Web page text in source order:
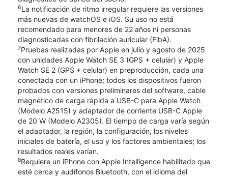
6La notificación de ritmo irregular requiere las versiones
más nuevas de watchOS e iOS. Su uso no está
recomendado para menores de 22 años ni personas
diagnosticadas con fibrilación auricular (FibA).
7Pruebas realizadas por Apple en julio y agosto de 2025
con unidades Apple Watch SE 3 (GPS + celular) y Apple
Watch SE 2 (GPS + celular) en preproducción, cada una
conectada con un iPhone; todos los dispositivos fueron
probados con versiones preliminares del software, cable
magnético de carga rápida a USB-C para Apple Watch
(Modelo A2515) y adaptador de corriente USB-C Apple
de 20 W (Modelo A2305). El tiempo de carga varía según
el adaptador, la región, la configuración, los niveles
iniciales de batería, el uso y los factores ambientales; los
resultados reales varían.
8Requiere un iPhone con Apple Intelligence habilitado que
esté cerca y audífonos Bluetooth, con el idioma del